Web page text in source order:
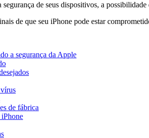
de seus dispositivos, a
de que seu iPhone pode estar
a segurança da Apple
de fábrica